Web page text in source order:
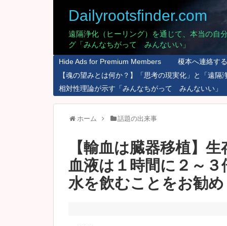
Dailyrootsfinder.com
遠隔浄化（ヒーリング）を通じて、本当の
グ「みんなちがって みんないい」
Hide Ads for Premium Members
榎本へ連絡す
【魂の望みとは何か？】「思考の現実化」と「遠隔
相対性理論が示す「みんなちがって みんないい」
ホーム 話題の出来事
【輸血は臓器移植】
血液は１時間に２～
水を飲むことをお勧